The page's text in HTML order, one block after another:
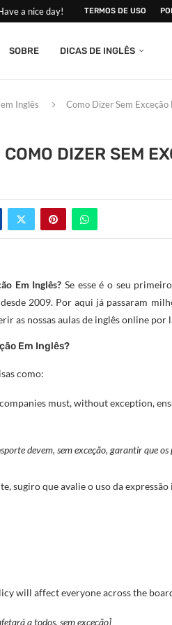
a nice day! TERMOS DE USO
SOBRE DICAS DE INGLÊS
Inglês Como Dizer Sem Exceção
COMO DIZER SEM
Em Inglês? Se esse é o seu
2009. Por aqui já passaram
as nossas aulas de inglês online por
Em Inglês?
como:
must, without exception,
devem, sem exceção, garantir que
sugiro que avalie o uso da
will affect everyone across the
a todos, sem exceção]